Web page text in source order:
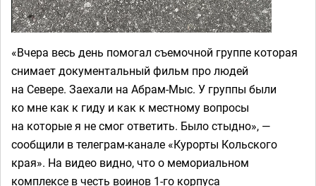
«Вчера весь день помогал съемочной группе которая
снимает документальный фильм про людей
на Севере. Заехали на Абрам-Мыс. У группы были
ко мне как к гиду и как к местному вопросы
на которые я не смог ответить. Было стыдно», —
сообщили в телеграм-канале «Курорты Кольского
края». На видео видно, что о мемориальном
комплексе в честь воинов 1-го корпуса